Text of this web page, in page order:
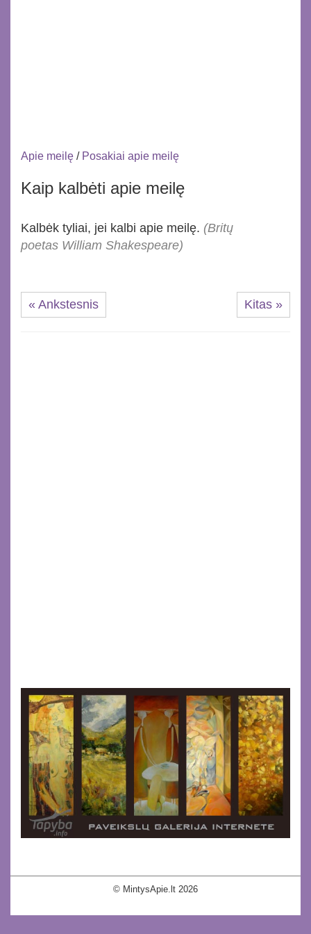
Apie meilę / Posakiai apie meilę
Kaip kalbėti apie meilę
Kalbėk tyliai, jei kalbi apie meilę. (Britų
poetas William Shakespeare)
« Ankstesnis Kitas »
© MintysApie.lt 2026